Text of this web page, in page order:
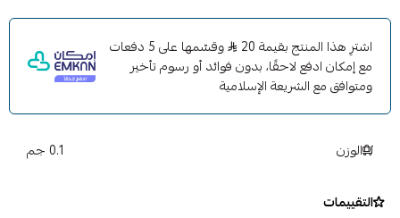
اشترِ هذا المنتج بقيمة 20
وقسّمها على 5 دفعات
مع إمكان ادفع لاحقًا، بدون فوائد أو رسوم تأخير
ومتوافق مع الشريعة الإسلامية
الوزن 0.1 جم
التقييمات